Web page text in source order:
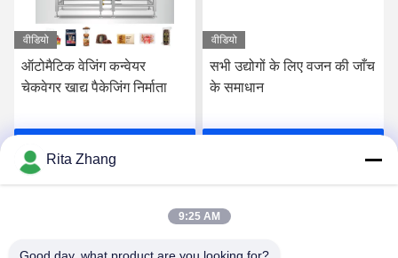
वीडियो
ऑटोमैटिक वेजिंग कन्वेयर
चेकवेगर खाद्य पैकेजिंग निर्माता
सर्वोत्तम मूल्य प्राप्त करें
वीडियो
सभी उद्योगों के लिए वजन की जाँच
के समाधान
Rita Zhang
9:25 AM